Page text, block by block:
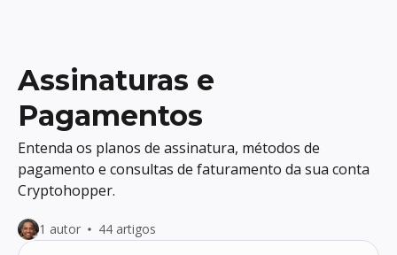
Assinaturas e
Pagamentos
Entenda os planos de assinatura, métodos de
pagamento e consultas de faturamento da sua conta
Cryptohopper.
1 autor 44 artigos